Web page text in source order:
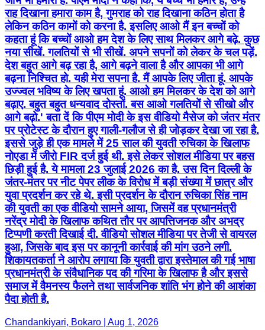
राह दिखाना हमारा काम है, गुमराह को राह दिखाना कठिन होता है
लेकिन कठिन कामों को करना है. इसलिए आओ मैं इन बच्चों को
कहता हूं कि बच्चों आओ हम देश के लिए साथ मिलकर आगे बढ़े. कुछ
नया सीखें. गलतियों से भी सीखें. अपने सपनों को लेकर के चल पड़ें.
देश बहुत आगे बढ़ रहा है, आगे बढ़ने वाला है और आपका भी आगे
बढ़ना निश्चित हो. यही मेरा सपना है. मैं आपके लिए जीता हूं. आपके
उज्ज्वल भविष्य के लिए खपता हूं. आओ हम मिलकर के देश को आगे
बढ़ाए. बहुत बहुत धन्यवाद दोस्तों. बस आओ गलतियों से सीखो और
आगे बढ़ो.' बता दें कि पीएम मोदी के इस वीडियो मैसेज को जंतर मंतर
पर प्रोटेस्ट के दौरान हुए गाली-गलौज से ही जोड़कर देखा जा रहा है.
इससे जुड़े ही एक मामले में 25 साल की युवती रुचिका के खिलाफ
नोएडा में जीरो FIR दर्ज हुई थी. इसे लेकर सोशल मीडिया पर बहस
छिड़ी हुई है. ये मामला 23 जुलाई 2026 का है. उस दिन दिल्ली के
जंतर-मंतर पर नीट पेपर लीक के विरोध में बड़ी संख्या में छात्र और
युवा प्रदर्शन कर रहे थे. इसी प्रदर्शन के दौरान रुचिका सिंह नाम
की युवती का एक वीडियो सामने आया, जिसमें वह प्रधानमंत्री
नरेंद्र मोदी के खिलाफ कथित तौर पर आपत्तिजनक और अभद्र
टिप्पणी करती दिखाई दी. वीडियो सोशल मीडिया पर तेजी से वायरल
हुआ, जिसके बाद इस पर कानूनी कार्रवाई की मांग उठने लगी.
शिकायतकर्ता ने आरोप लगाया कि युवती द्वारा इस्तेमाल की गई भाषा
प्रधानमंत्री के संवैधानिक पद की गरिमा के खिलाफ है और इससे
समाज में वैमनस्य फैलने तथा सार्वजनिक शांति भंग होने की आशंका
पैदा होती है.
Chandankiyari, Bokaro | Aug 1, 2026